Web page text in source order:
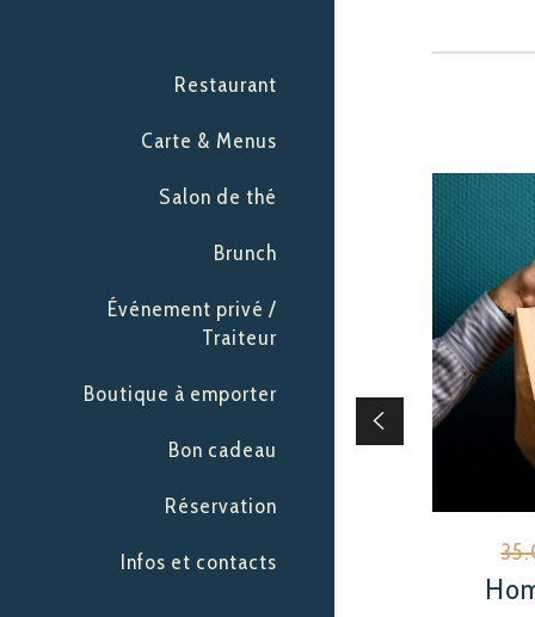
Restaurant
Carte & Menus
Salon de thé
Brunch
Événement privé /
Traiteur
Boutique à emporter
Bon cadeau
Réservation
Infos et contacts